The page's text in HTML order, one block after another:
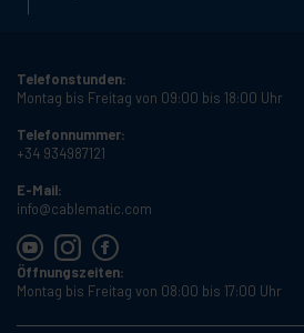
Telefonstunden:
Montag bis Freitag von 09:00 bis 18:00 Uhr
Telefonnummer:
+34 934987121
E-Mail:
info@cablematic.com
Öffnungszeiten:
Montag bis Freitag von 08:00 bis 17:00 Uhr